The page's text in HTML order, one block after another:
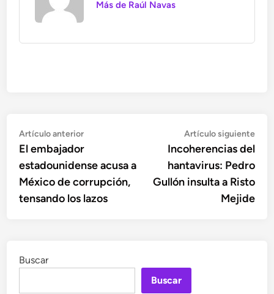
Más de Raúl Navas
Navegación
de
entradas
Artículo anteriorArtículo
anterior:
El embajador
estadounidense acusa a
México de corrupción,
tensando los lazos
Artículo siguiente
Incoherencias del
hantavirus: Pedro
Gullón insulta a Risto
Mejide
Buscar
Buscar